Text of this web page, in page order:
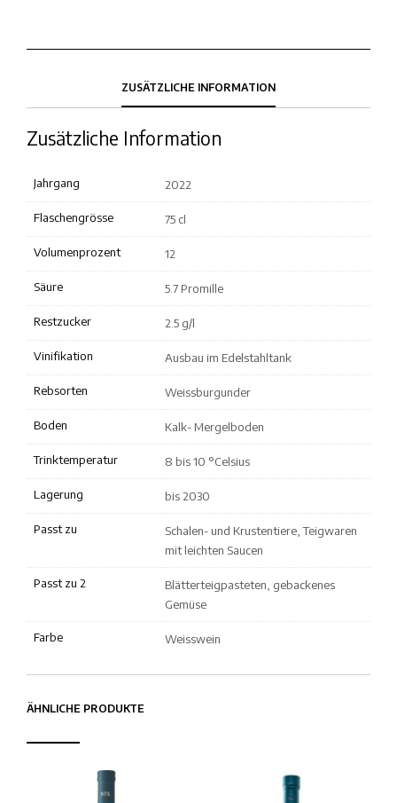
ZUSÄTZLICHE INFORMATION
Zusätzliche Information
Jahrgang 2022
Flaschengrösse 75 cl
Volumenprozent 12
Säure 5.7 Promille
Restzucker 2.5 g/l
Vinifikation Ausbau im Edelstahltank
Rebsorten Weissburgunder
Boden Kalk- Mergelboden
Trinktemperatur 8 bis 10 °Celsius
Lagerung bis 2030
Passt zu
Schalen- und Krustentiere, Teigwaren
mit leichten Saucen
Passt zu 2
Blätterteigpasteten, gebackenes
Gemüse
Farbe Weisswein
ÄHNLICHE PRODUKTE